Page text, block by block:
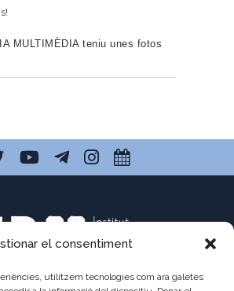
el consentiment
utilitzem tecnologies com ara galetes
MULTIMÈDIA teniu unes fotos